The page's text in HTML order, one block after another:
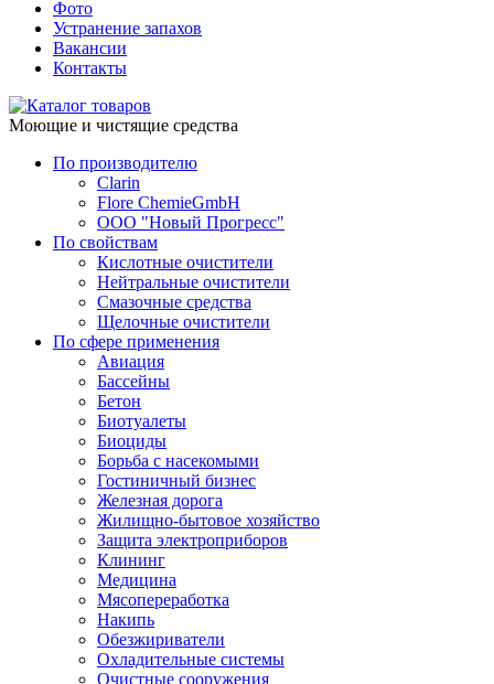
Фото
Устранение запахов
Вакансии
Контакты
Моющие и чистящие средства
По производителю
Clarin
Flore ChemieGmbH
ООО "Новый Прогресс"
По свойствам
Кислотные очистители
Нейтральные очистители
Смазочные средства
Щелочные очистители
По сфере применения
Авиация
Бассейны
Бетон
Биотуалеты
Биоциды
Борьба с насекомыми
Гостиничный бизнес
Железная дорога
Жилищно-бытовое хозяйство
Защита электроприборов
Клининг
Медицина
Мясопереработка
Накипь
Обезжириватели
Охладительные системы
Очистные сооружения